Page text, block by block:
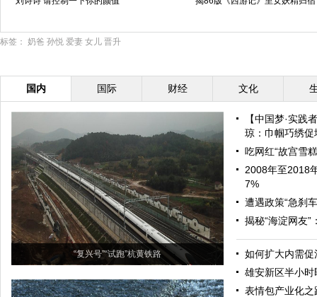
标签： 奶爸 孙悦 爱妻 女儿 晋升
国内 国际 财经 文化
“复兴号”“试跑”杭黄铁路
【中国梦·实践
琼：巾帼巧绣促
吃网红“故宫雪
2008年至2018
7%
遭遇政策“急刹
揭秘“海淀网友
如何扩大内需促
雄安新区半小
表情包产业化